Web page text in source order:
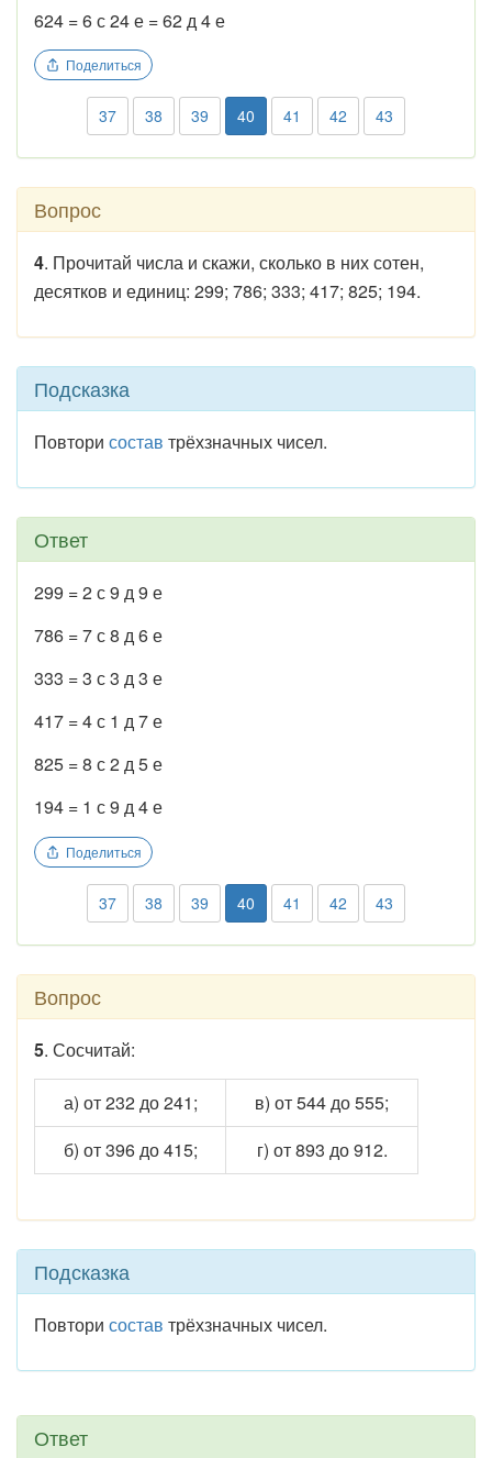
624 = 6 с 24 е = 62 д 4 е
Поделиться
37 38 39 40 41 42 43
Вопрос
4. Прочитай числа и скажи, сколько в них сотен,
десятков и единиц: 299; 786; 333; 417; 825; 194.
Подсказка
Повтори состав трёхзначных чисел.
Ответ
299 = 2 с 9 д 9 е
786 = 7 с 8 д 6 е
333 = 3 с 3 д 3 е
417 = 4 с 1 д 7 е
825 = 8 с 2 д 5 е
194 = 1 с 9 д 4 е
Поделиться
37 38 39 40 41 42 43
Вопрос
5. Сосчитай:
а) от 232 до 241;
в) от 544 до 555;
б) от 396 до 415;
г) от 893 до 912.
Подсказка
Повтори состав трёхзначных чисел.
Ответ